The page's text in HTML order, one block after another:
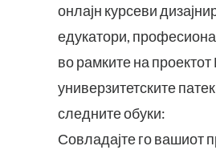
онлајн курсеви
едукатори,
во рамките на
универзитетските
следните обуки:
Совладајте го вашиот